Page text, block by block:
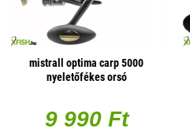
mistrall optima carp 5000
nyeletőfékes orsó
9 990 Ft